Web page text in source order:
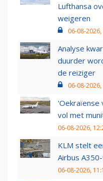
Lufthansa
weigeren
06-08-
Analyse
duurder
de reiziger
06-08-
'Oekraïense
vol met
06-08-2026,
KLM stelt
Airbus
06-08-2026,